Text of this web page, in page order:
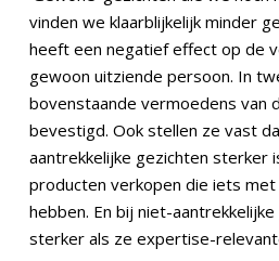
vinden we klaarblijkelijk minder
heeft een negatief effect op de
gewoon uitziende persoon. In
bovenstaande vermoedens van
bevestigd. Ook stellen ze vast
aantrekkelijke gezichten sterker
producten verkopen die iets
hebben. En bij niet-
sterker als ze expertise-